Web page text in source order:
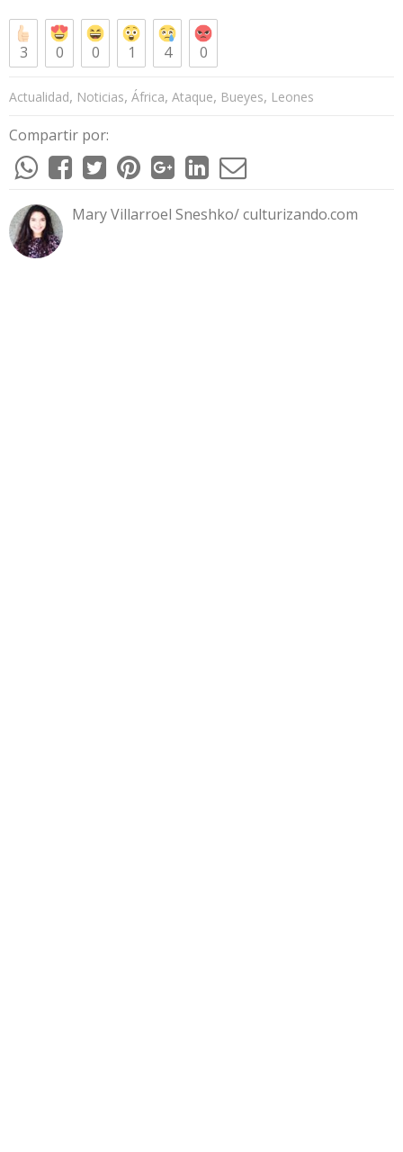
3 0 0 1 4 0
Actualidad, Noticias, África, Ataque, Bueyes, Leones
Compartir por:
Mary Villarroel Sneshko/ culturizando.com